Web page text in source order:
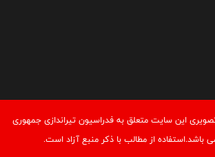
اين سايت متعلق به فدراسیون تیراندازی جمهوری
باشد.استفاده از مطالب با ذكر منبع آزاد است.